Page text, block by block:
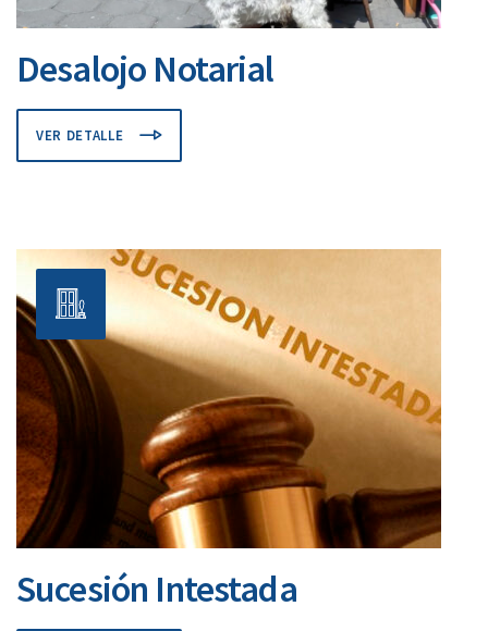
Desalojo Notarial
VER DETALLE
Sucesión Intestada